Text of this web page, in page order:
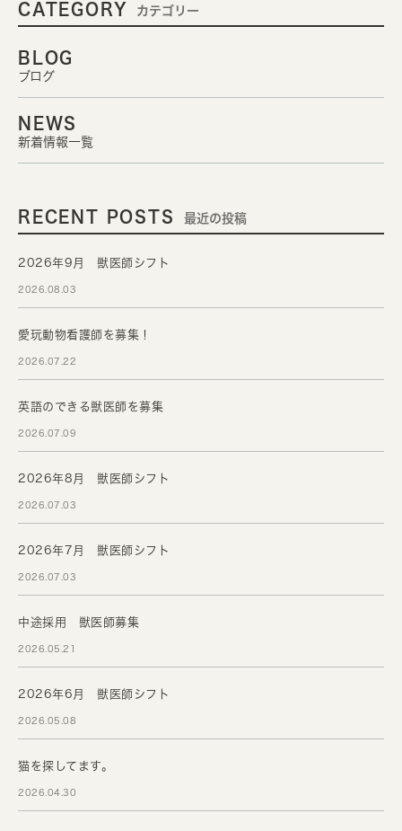
CATEGORY カテゴリー
BLOG
ブログ
NEWS
新着情報一覧
RECENT POSTS 最近の投稿
2026年9月 獣医師シフト
2026.08.03
愛玩動物看護師を募集！
2026.07.22
英語のできる獣医師を募集
2026.07.09
2026年8月 獣医師シフト
2026.07.03
2026年7月 獣医師シフト
2026.07.03
中途採用 獣医師募集
2026.05.21
2026年6月 獣医師シフト
2026.05.08
猫を探してます。
2026.04.30